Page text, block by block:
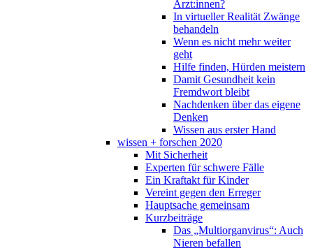
Ärzt:innen?
In virtueller Realität Zwänge
behandeln
Wenn es nicht mehr weiter
geht
Hilfe finden, Hürden meistern
Damit Gesundheit kein
Fremdwort bleibt
Nachdenken über das eigene
Denken
Wissen aus erster Hand
wissen + forschen 2020
Mit Sicherheit
Experten für schwere Fälle
Ein Kraftakt für Kinder
Vereint gegen den Erreger
Hauptsache gemeinsam
Kurzbeiträge
Das „Multiorganvirus“: Auch
Nieren befallen